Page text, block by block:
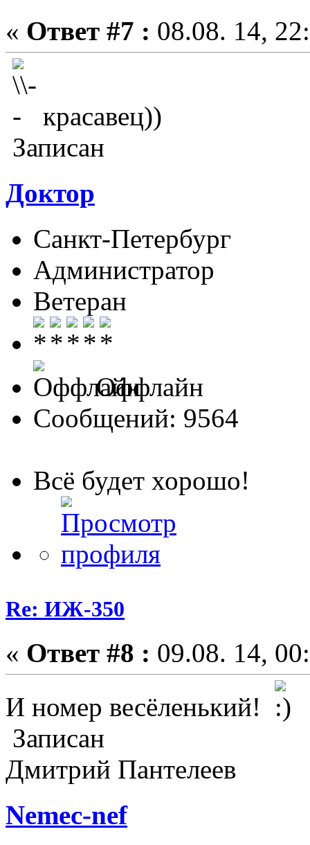
« Ответ #7 : 08.08. 14,
красавец))
Записан
Доктор
Санкт-Петербург
Администратор
Ветеран
Оффлайн
Сообщений: 9564
Всё будет хорошо!
Re: ИЖ-350
« Ответ #8 : 09.08. 14,
И номер весёленький!
Записан
Дмитрий Пантелеев
Nemec-nef